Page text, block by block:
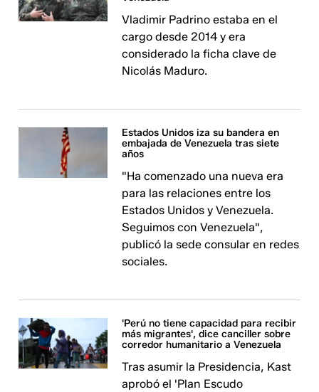
Vladimir Padrino estaba en el
cargo desde 2014 y era
considerado la ficha clave de
Nicolás Maduro.
Estados Unidos iza su bandera en
embajada de Venezuela tras siete
años
"Ha comenzado una nueva era
para las relaciones entre los
Estados Unidos y Venezuela.
Seguimos con Venezuela",
publicó la sede consular en redes
sociales.
'Perú no tiene capacidad para recibir
más migrantes', dice canciller sobre
corredor humanitario a Venezuela
Tras asumir la Presidencia, Kast
aprobó el 'Plan Escudo